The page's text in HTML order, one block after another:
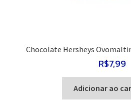
Chocolate Hersheys
R$7,99
Adicionar ao